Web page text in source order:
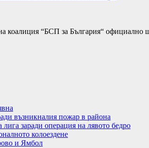
коалиция “БСП за България“
възникналия пожар в района
заради операция на лявото бедро
колоездене
и Ямбол